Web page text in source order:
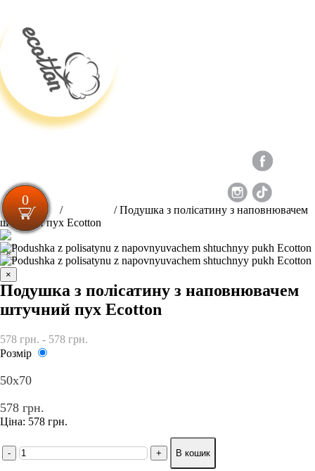
0
×
×
Для спальні / /Подушка з полісатину з наповнювачем
штучний пух Ecotton
Подушка з полісатину з наповнювачем
штучний пух Ecotton
578 грн. - 578 грн.
Розмір
50х70
578 грн.
Ціна: 578 грн.